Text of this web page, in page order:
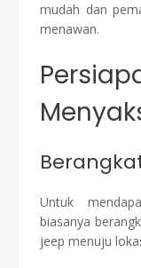
mudah dan
menawan.
Untuk
biasanya
jeep menuju